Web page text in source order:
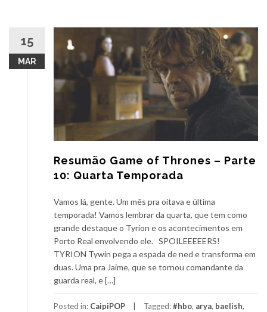
15
MAR
Resumão Game of Thrones – Parte
10: Quarta Temporada
Vamos lá, gente. Um mês pra oitava e última
temporada! Vamos lembrar da quarta, que tem como
grande destaque o Tyrion e os acontecimentos em
Porto Real envolvendo ele. SPOILEEEEERS!
TYRION Tywin pega a espada de ned e transforma em
duas. Uma pra Jaime, que se tornou comandante da
guarda real, e […]
Posted in: CaipiPOP Tagged:#hbo, arya, baelish,